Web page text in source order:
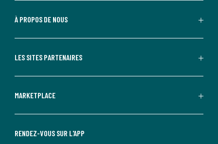
À PROPOS DE NOUS
LES SITES PARTENAIRES
MARKETPLACE
RENDEZ-VOUS SUR L'APP